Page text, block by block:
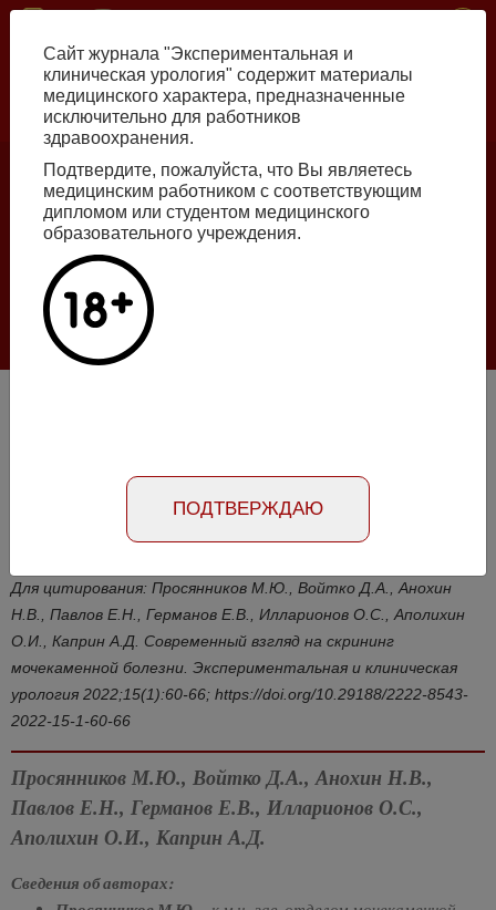
Перейти
основному
содержанию
Номер №2, 2026
Галлюцинации больших языковых моделей
в клинической урологии
- стр. 60-67
Абстракт на английском языке
Для цитирования: Просянников М.Ю., Войтко Д.А., Анохин
Н.В., Павлов Е.Н., Германов Е.В., Илларионов О.С., Аполихин
О.И., Каприн А.Д. Современный взгляд на скрининг
мочекаменной болезни. Экспериментальная и клиническая
урология 2022;15(1):60-66; https://doi.org/10.29188/2222-8543-
2022-15-1-60-66
Просянников М.Ю., Войтко Д.А., Анохин Н.В.,
Павлов Е.Н., Германов Е.В., Илларионов О.С.,
Аполихин О.И., Каприн А.Д.
Сведения об авторах:
Сайт журнала "Экспериментальная и
клиническая урология" содержит материалы
медицинского характера, предназначенные
исключительно для работников
здравоохранения.
Подтвердите, пожалуйста, что Вы являетесь
медицинским работником с соответствующим
дипломом или студентом медицинского
образовательного учреждения.
ПОДТВЕРЖДАЮ